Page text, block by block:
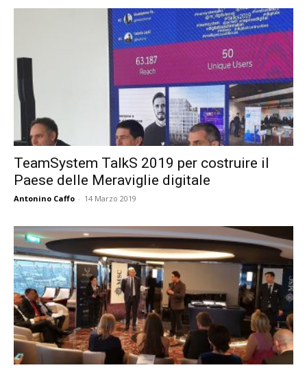
TeamSystem TalkS 2019 per costruire il
Paese delle Meraviglie digitale
Antonino Caffo - 14 Marzo 2019